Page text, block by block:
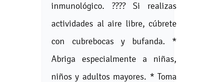
inmunológico. ???? Si realizas
actividades al aire libre, cúbrete
con cubrebocas y bufanda. *
Abriga especialmente a niñas,
niños y adultos mayores. * Toma